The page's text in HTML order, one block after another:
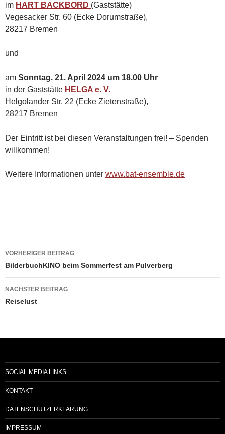
im HART BACKBORD (Gaststätte)
Vegesacker Str. 60 (Ecke Dorumstraße),
28217 Bremen
und
am Sonntag. 21. April 2024 um 18.00 Uhr
in der Gaststätte HELGA e. V.
Helgolander Str. 22 (Ecke Zietenstraße),
28217 Bremen
Der Eintritt ist bei diesen Veranstaltungen frei! – Spenden
willkommen!
Weitere Informationen unter www.bat-ensemble.de
Beitragsnavigation
VORHERIGER BEITRAG
BilderbuchKINO beim Sommerfest am Pulverberg
NÄCHSTER BEITRAG
Reiselust
SOCIAL MEDIA LINKS
KONTAKT
DATENSCHUTZERKLÄRUNG
IMPRESSUM